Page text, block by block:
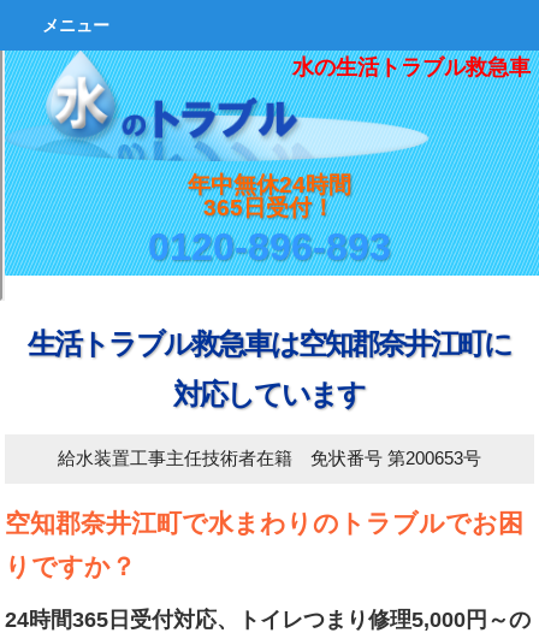
水の生活トラブル救急車
年中無休24時間
365日受付！
0120-896-893
メニュー
生活トラブル救急車は空知郡奈井江町に
対応しています
給水装置工事主任技術者在籍 免状番号 第200653号
空知郡奈井江町で水まわりのトラブルでお困
りですか？
24時間365日受付対応、トイレつまり修理5,000円～の